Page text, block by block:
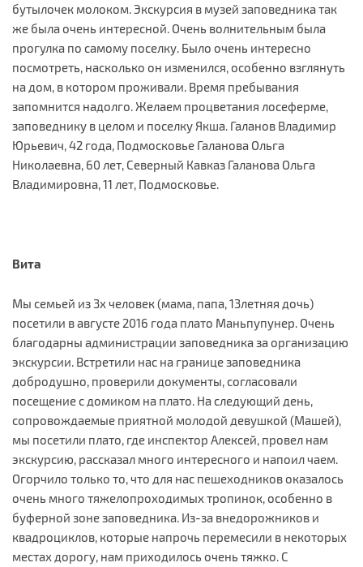
бутылочек молоком. Экскурсия в музей заповедника так
же была очень интересной. Очень волнительным была
прогулка по самому поселку. Было очень интересно
посмотреть, насколько он изменился, особенно взглянуть
на дом, в котором проживали. Время пребывания
запомнится надолго. Желаем процветания лосеферме,
заповеднику в целом и поселку Якша. Галанов Владимир
Юрьевич, 42 года, Подмосковье Галанова Ольга
Николаевна, 60 лет, Северный Кавказ Галанова Ольга
Владимировна, 11 лет, Подмосковье.
Вита
Мы семьей из 3х человек (мама, папа, 13летняя дочь)
посетили в августе 2016 года плато Маньпупунер. Очень
благодарны администрации заповедника за организацию
экскурсии. Встретили нас на границе заповедника
добродушно, проверили документы, согласовали
посещение с домиком на плато. На следующий день,
сопровождаемые приятной молодой девушкой (Машей),
мы посетили плато, где инспектор Алексей, провел нам
экскурсию, рассказал много интересного и напоил чаем.
Огорчило только то, что для нас пешеходников оказалось
очень много тяжелопроходимых тропинок, особенно в
буферной зоне заповедника. Из-за внедорожников и
квадроциклов, которые напрочь перемесили в некоторых
местах дорогу, нам приходилось очень тяжко. С